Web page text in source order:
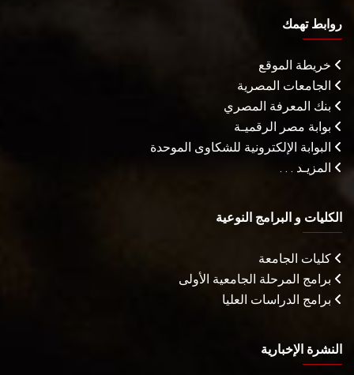
روابط تهمك
خريطة الموقع
الجامعات المصرية
بنك المعرفة المصري
بوابة مصر الرقميـة
البوابة الإلكترونية للشكاوى الموحدة
المزيـد . . .
الكليات و البرامج النوعية
كليات الجامعة
برامج المرحلة الجامعية الأولى
برامج الدراسات العليا
النشرة الإخبارية